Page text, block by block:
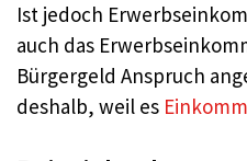
Ist jedoch
auch das
Bürgergeld Anspruch
deshalb, weil es